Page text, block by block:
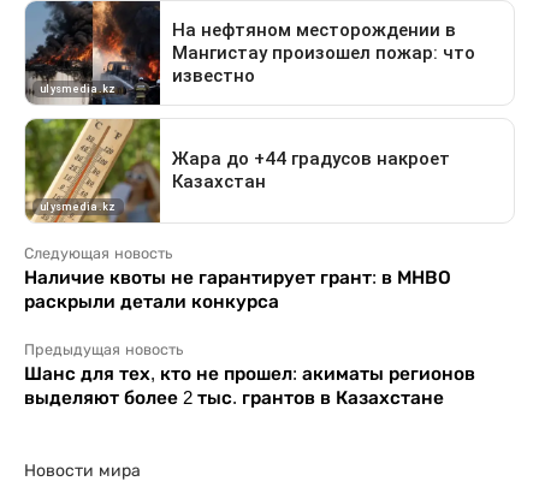
Следующая новость
Наличие квоты не гарантирует грант: в МНВО
раскрыли детали конкурса
Предыдущая новость
Шанс для тех, кто не прошел: акиматы регионов
выделяют более 2 тыс. грантов в Казахстане
Новости мира